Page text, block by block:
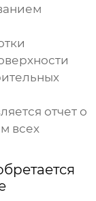
отчет о
всех